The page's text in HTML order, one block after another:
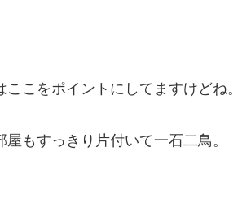
こをポイントにしてますけどね。
もすっきり片付いて一石二鳥。